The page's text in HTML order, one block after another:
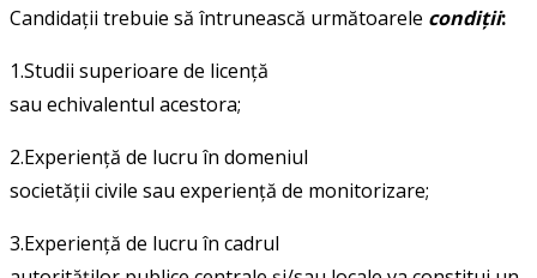
Candidații trebuie să întrunească următoarele condiții:
1.Studii superioare de licență
sau echivalentul acestora;
2.Experiență de lucru în domeniul
societății civile sau experiență de monitorizare;
3.Experiență de lucru în cadrul